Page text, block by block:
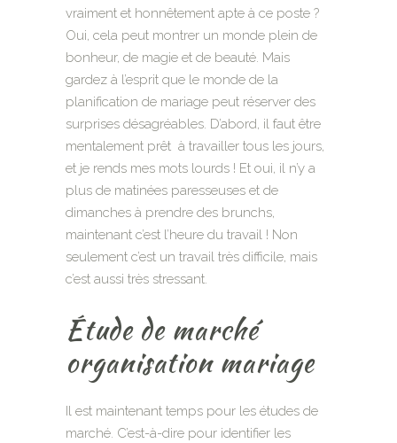
vraiment et honnêtement apte à ce poste ?
Oui, cela peut montrer un monde plein de
bonheur, de magie et de beauté. Mais
gardez à l’esprit que le monde de la
planification de mariage peut réserver des
surprises désagréables. D’abord, il faut être
mentalement prêt à travailler tous les jours,
et je rends mes mots lourds ! Et oui, il n’y a
plus de matinées paresseuses et de
dimanches à prendre des brunchs,
maintenant c’est l’heure du travail ! Non
seulement c’est un travail très difficile, mais
c’est aussi très stressant.
Étude de marché
organisation mariage
Il est maintenant temps pour les études de
marché. C’est-à-dire pour identifier les